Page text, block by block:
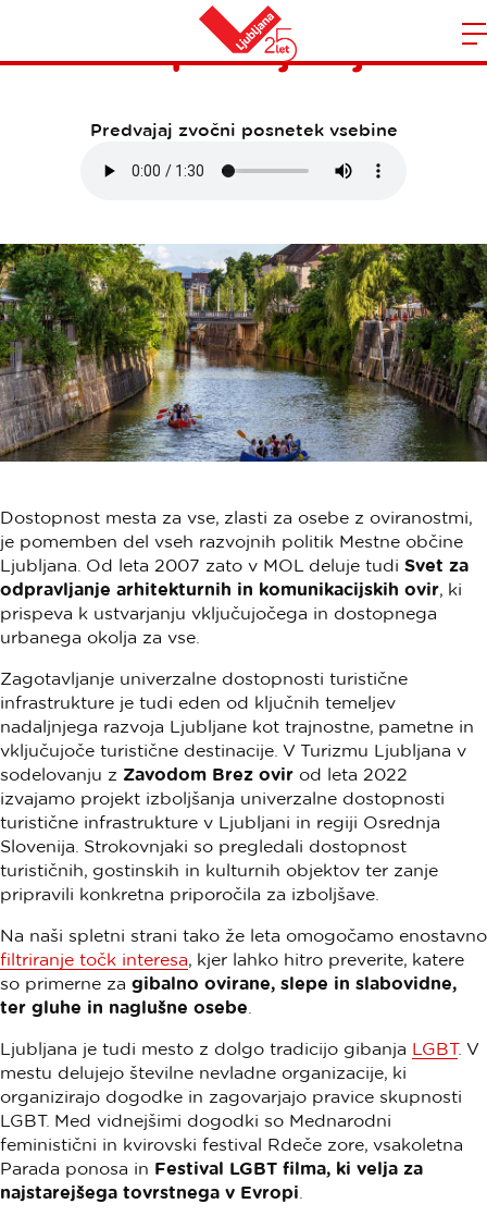
Domov
Dostopna Ljubljana
Predvajaj zvočni posnetek vsebine
Dostopnost mesta za vse, zlasti za osebe z oviranostmi,
je pomemben del vseh razvojnih politik Mestne občine
Ljubljana. Od leta 2007 zato v MOL deluje tudi Svet za
odpravljanje arhitekturnih in komunikacijskih ovir, ki
prispeva k ustvarjanju vključujočega in dostopnega
urbanega okolja za vse.
Zagotavljanje univerzalne dostopnosti turistične
infrastrukture je tudi eden od ključnih temeljev
nadaljnjega razvoja Ljubljane kot trajnostne, pametne in
vključujoče turistične destinacije. V Turizmu Ljubljana v
sodelovanju z Zavodom Brez ovir od leta 2022
izvajamo projekt izboljšanja univerzalne dostopnosti
turistične infrastrukture v Ljubljani in regiji Osrednja
Slovenija. Strokovnjaki so pregledali dostopnost
turističnih, gostinskih in kulturnih objektov ter zanje
pripravili konkretna priporočila za izboljšave.
Na naši spletni strani tako že leta omogočamo enostavno
filtriranje točk interesa, kjer lahko hitro preverite, katere
so primerne za gibalno ovirane, slepe in slabovidne,
ter gluhe in naglušne osebe
Ljubljana je tudi mesto z dolgo tradicijo gibanja LGBT. V
mestu delujejo številne nevladne organizacije, ki
organizirajo dogodke in zagovarjajo pravice skupnosti
LGBT. Med vidnejšimi dogodki so Mednarodni
feministični in kvirovski festival Rdeče zore, vsakoletna
Parada ponosa in Festival LGBT filma, ki velja za
najstarejšega tovrstnega v Evropi